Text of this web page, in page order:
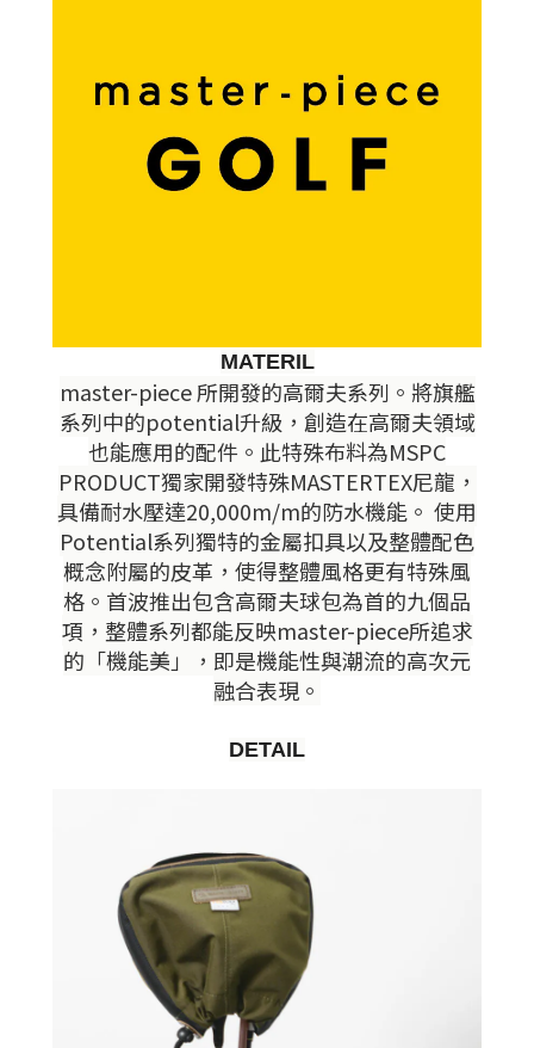
MATERIL
master-piece 所開發的高爾夫系列。將旗艦
系列中的potential升級，創造在高爾夫領域
也能應用的配件。此特殊布料為MSPC
PRODUCT獨家開發特殊MASTERTEX尼龍，
具備耐水壓達20,000m/m的防水機能。 使用
Potential系列獨特的金屬扣具以及整體配色
概念附屬的皮革，使得整體風格更有特殊風
格。首波推出包含高爾夫球包為首的九個品
項，整體系列都能反映master-piece所追求
的「機能美」，即是機能性與潮流的高次元
融合表現。
DETAIL